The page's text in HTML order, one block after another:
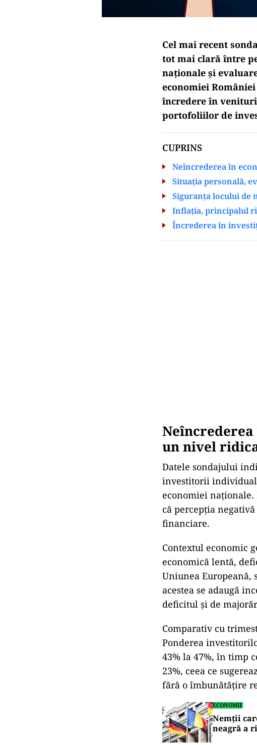
Cel mai recent
tot mai clară între
naționale și
economiei
încredere în
portofoliilor de
CUPRINS
Neîncrederea în
Situația personală,
Siguranța locului de
Inflația, principalul
Încrederea în
un nivel
Datele sondajului
investitorii
economiei
că percepția
financiare.
Contextul economic
economică lentă,
Uniunea
acestea se adaugă
deficitul și de
Comparativ cu
Ponderea
43% la 47%, în timp
23%, ceea ce
fără o îmbunătățire
ECONOMIE
Nemții
neagră a